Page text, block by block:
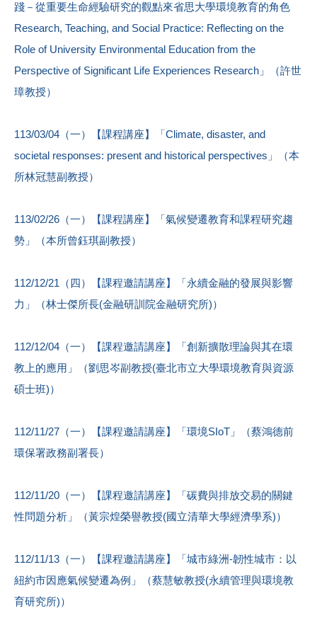
踐－從重要生命經驗研究的觀點來省思大學環境教育的角色
Research, Teaching, and Social Practice: Reflecting on the
Role of University Environmental Education from the
Perspective of Significant Life Experiences Research」（許世
璋教授）
113/03/04（一）【課程講座】「Climate, disaster, and
societal responses: present and historical perspectives」（本
所林冠慧副教授）
113/02/26（一）【課程講座】「氣候變遷教育和課程研究趨
勢」（本所曾鈺琪副教授）
112/12/21（四）【課程邀請講座】「永續金融的發展與影響
力」（林士傑所長(金融研訓院金融研究所)）
112/12/04（一）【課程邀請講座】「創新擴散理論與其在環
教上的應用」（劉思岑副教授(臺北市立大學環境教育與資源
碩士班)）
112/11/27（一）【課程邀請講座】「環境SIoT」（蔡鴻德前
環保署政務副署長）
112/11/20（一）【課程邀請講座】「碳費與排放交易的關鍵
性問題分析」（黃宗煌榮譽教授(國立清華大學經濟學系)）
112/11/13（一）【課程邀請講座】「城市綠洲-韌性城市：以
紐約市因應氣候變遷為例」（蔡慧敏教授(永續管理與環境教
育研究所)）